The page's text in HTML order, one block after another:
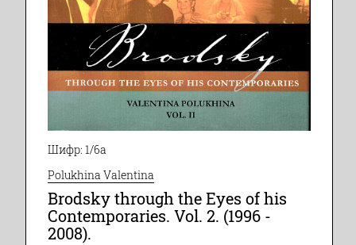
Шифр: 1/6а
Polukhina Valentina
Brodsky through the Eyes of his
Contemporaries. Vol. 2. (1996 -
2008).